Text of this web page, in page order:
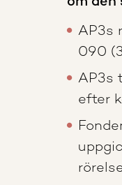
AP3s
090
AP3s
efter